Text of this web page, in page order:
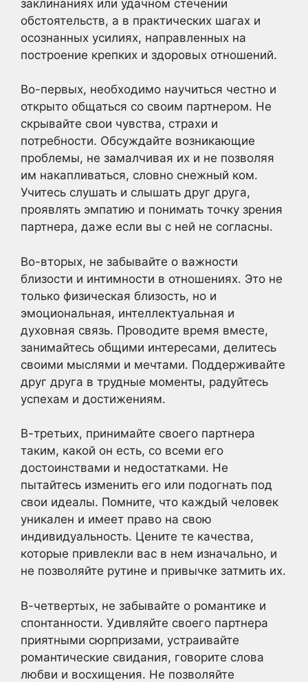
заклинаниях или удачном стечении
обстоятельств, а в практических шагах и
осознанных усилиях, направленных на
построение крепких и здоровых отношений.
Во-первых, необходимо научиться честно и
открыто общаться со своим партнером. Не
скрывайте свои чувства, страхи и
потребности. Обсуждайте возникающие
проблемы, не замалчивая их и не позволяя
им накапливаться, словно снежный ком.
Учитесь слушать и слышать друг друга,
проявлять эмпатию и понимать точку зрения
партнера, даже если вы с ней не согласны.
Во-вторых, не забывайте о важности
близости и интимности в отношениях. Это не
только физическая близость, но и
эмоциональная, интеллектуальная и
духовная связь. Проводите время вместе,
занимайтесь общими интересами, делитесь
своими мыслями и мечтами. Поддерживайте
друг друга в трудные моменты, радуйтесь
успехам и достижениям.
В-третьих, принимайте своего партнера
таким, какой он есть, со всеми его
достоинствами и недостатками. Не
пытайтесь изменить его или подогнать под
свои идеалы. Помните, что каждый человек
уникален и имеет право на свою
индивидуальность. Цените те качества,
которые привлекли вас в нем изначально, и
не позволяйте рутине и привычке затмить их.
В-четвертых, не забывайте о романтике и
спонтанности. Удивляйте своего партнера
приятными сюрпризами, устраивайте
романтические свидания, говорите слова
любви и восхищения. Не позволяйте